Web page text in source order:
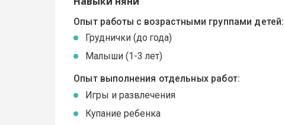
Опыт работы с возрастными группами детей:
Груднички (до года)
Малыши (1-3 лет)
Опыт выполнения отдельных работ:
Игры и развлечения
Купание ребенка